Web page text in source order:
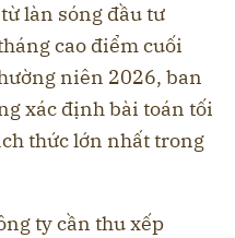
làn sóng đầu tư
cao điểm cuối
niên 2026, ban
xác định bài toán tối
thức lớn nhất trong
ty cần thu xếp